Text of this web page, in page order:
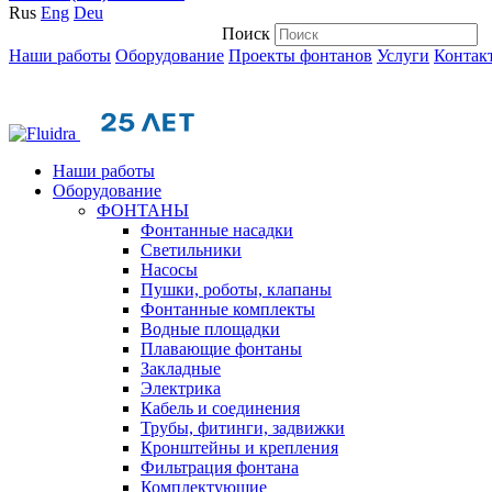
Rus Eng Deu
Поиск
Наши работы Оборудование Проекты фонтанов Услуги
Наши работы
Оборудование
ФОНТАНЫ
Фонтанные насадки
Cветильники
Насосы
Пушки, роботы, клапаны
Фонтанные комплекты
Водные площадки
Плавающие фонтаны
Закладные
Электрика
Кабель и соединения
Трубы, фитинги, задвижки
Кронштейны и крепления
Фильтрация фонтана
Комплектующие